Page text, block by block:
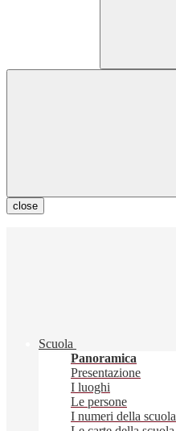
close
Scuola
Panoramica
Presentazione
I luoghi
Le persone
I numeri della scuola